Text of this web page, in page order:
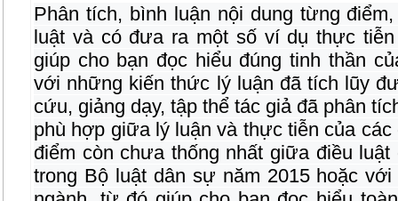
Phân tích, bình luận nội dung từng
luật và có đưa ra một số ví dụ thực
giúp cho bạn đọc hiểu đúng tinh thần
với những kiến thức lý luận đã tích lũy
cứu, giảng dạy, tập thể tác giả đã phân
phù hợp giữa lý luận và thực tiễn của
điểm còn chưa thống nhất giữa điều
trong Bộ luật dân sự năm 2015 hoặc